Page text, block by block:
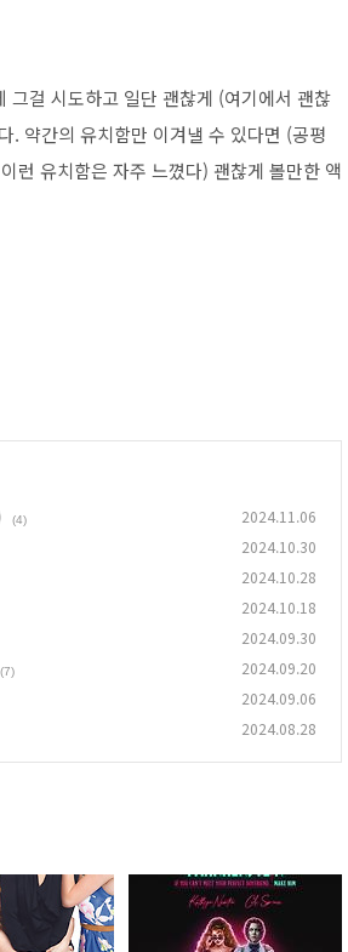
그걸 시도하고 일단 괜찮게 (여기에서 괜찮
. 약간의 유치함만 이겨낼 수 있다면 (공평
런 유치함은 자주 느꼈다) 괜찮게 볼만한 액
(4) 2024.11.06
2024.10.30
2024.10.28
2024.10.18
2024.09.30
(7) 2024.09.20
2024.09.06
2024.08.28